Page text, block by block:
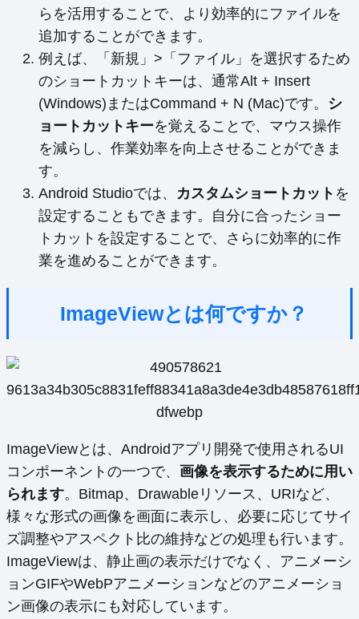
らを活用することで、より効率的にファイルを
追加することができます。
例えば、「新規」>「ファイル」を選択するため
のショートカットキーは、通常Alt + Insert
(Windows)またはCommand + N (Mac)です。 シ
ョートカットキーを覚えることで、マウス操作
を減らし、作業効率を向上させることができま
す。
Android Studioでは、 カスタムショートカット を
設定することもできます。自分に合ったショー
トカットを設定することで、さらに効率的に作
業を進めることができます。
ImageViewとは何ですか？
ImageViewとは、Androidアプリ開発で使用されるUI
コンポーネントの一つで、 画像を表示するために用い
られます。Bitmap、Drawableリソース、URIなど、
様々な形式の画像を画面に表示し、必要に応じてサイ
ズ調整やアスペクト比の維持などの処理も行います。
ImageViewは、静止画の表示だけでなく、アニメーシ
ョンGIFやWebPアニメーションなどのアニメーショ
ン画像の表示にも対応しています。